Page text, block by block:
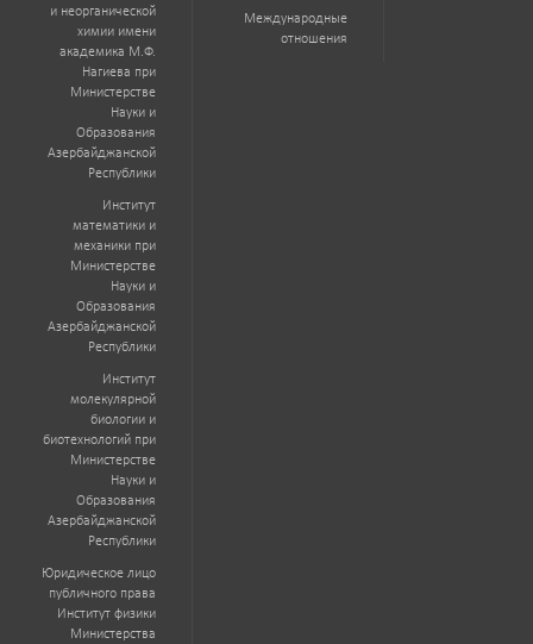
и неорганической
химии имени
академика М.Ф.
Нагиева при
Министерстве
Науки и
Образования
Азербайджанской
Республики
Институт
математики и
механики при
Министерстве
Науки и
Образования
Азербайджанской
Республики
Институт
молекулярной
биологии и
биотехнологий при
Министерстве
Науки и
Образования
Азербайджанской
Республики
Юридическое лицо
публичного права
Институт физики
Министерства
Международные
отношения